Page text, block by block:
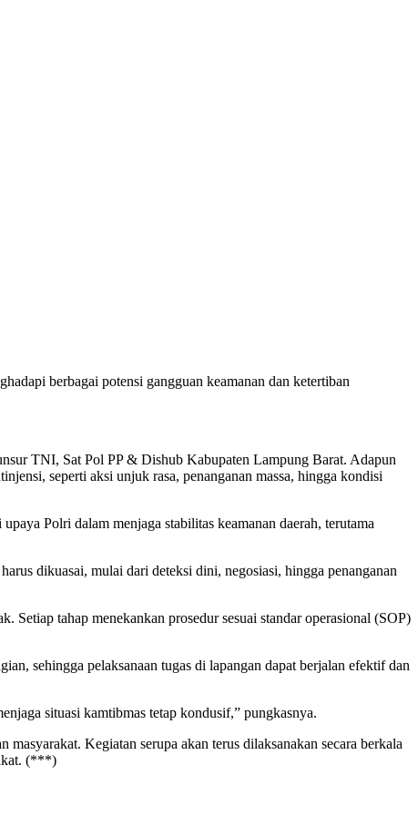
berbagai potensi gangguan keamanan dan ketertiban
TNI, Sat Pol PP & Dishub Kabupaten Lampung Barat. Adapun
seperti aksi unjuk rasa, penanganan massa, hingga kondisi
Polri dalam menjaga stabilitas keamanan daerah, terutama
dikuasai, mulai dari deteksi dini, negosiasi, hingga penanganan
Setiap tahap menekankan prosedur sesuai standar operasional (SOP)
sehingga pelaksanaan tugas di lapangan dapat berjalan efektif dan
situasi kamtibmas tetap kondusif,” pungkasnya.
Kegiatan serupa akan terus dilaksanakan secara berkala
(***)